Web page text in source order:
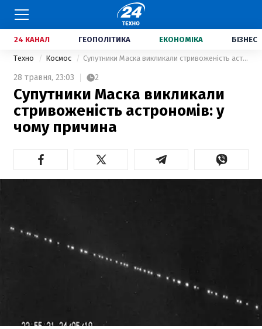
24 КАНАЛ ГЕОПОЛІТИКА ЕКОНОМІКА БІЗНЕС
Техно Космос Супутники Маска викликали стривоженість астрономів: у чому причина
28 травня, 23:03 2
Супутники Маска викликали
стривоженість астрономів: у
чому причина